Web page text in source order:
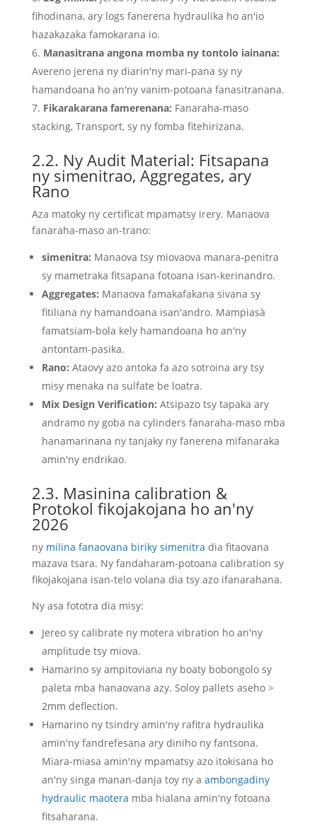
fihodinana, ary logs fanerena hydraulika ho an'io
hazakazaka famokarana io.
Manasitrana angona momba ny tontolo iainana:
Avereno jerena ny diarin'ny mari-pana sy ny
hamandoana ho an'ny vanim-potoana fanasitranana.
Fikarakarana famerenana: Fanaraha-maso
stacking, Transport, sy ny fomba fitehirizana.
2.2. Ny Audit Material: Fitsapana
ny simenitrao, Aggregates, ary
Rano
Aza matoky ny certificat mpamatsy irery. Manaova
fanaraha-maso an-trano:
simenitra: Manaova tsy miovaova manara-penitra
sy mametraka fitsapana fotoana isan-kerinandro.
Aggregates: Manaova famakafakana sivana sy
fitiliana ny hamandoana isan'andro. Mampiasà
famatsiam-bola kely hamandoana ho an'ny
antontam-pasika.
Rano: Ataovy azo antoka fa azo sotroina ary tsy
misy menaka na sulfate be loatra.
Mix Design Verification: Atsipazo tsy tapaka ary
andramo ny goba na cylinders fanaraha-maso mba
hanamarinana ny tanjaky ny fanerena mifanaraka
amin'ny endrikao.
2.3. Masinina calibration &
Protokol fikojakojana ho an'ny
2026
ny milina fanaovana biriky simenitra dia fitaovana
mazava tsara. Ny fandaharam-potoana calibration sy
fikojakojana isan-telo volana dia tsy azo ifanarahana.
Ny asa fototra dia misy:
Jereo sy calibrate ny motera vibration ho an'ny
amplitude tsy miova.
Hamarino sy ampitoviana ny boaty bobongolo sy
paleta mba hanaovana azy. Soloy pallets aseho >
2mm deflection.
Hamarino ny tsindry amin'ny rafitra hydraulika
amin'ny fandrefesana ary diniho ny fantsona.
Miara-miasa amin'ny mpamatsy azo itokisana ho
an'ny singa manan-danja toy ny a ambongadiny
hydraulic maotera mba hialana amin'ny fotoana
fitsaharana.